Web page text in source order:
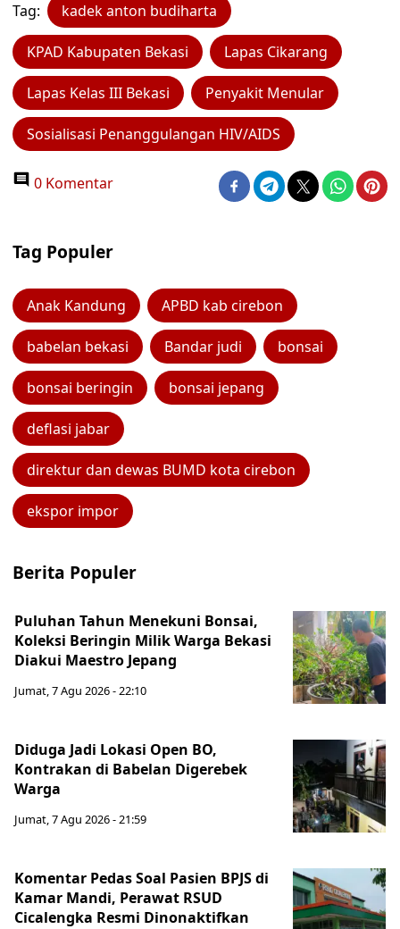
Tag: kadek anton budiharta
KPAD Kabupaten Bekasi Lapas Cikarang
Lapas Kelas III Bekasi Penyakit Menular
Sosialisasi Penanggulangan HIV/AIDS
0 Komentar
Tag Populer
Anak Kandung APBD kab cirebon
babelan bekasi Bandar judi bonsai
bonsai beringin bonsai jepang
deflasi jabar
direktur dan dewas BUMD kota cirebon
ekspor impor
Berita Populer
Puluhan Tahun Menekuni Bonsai,
Koleksi Beringin Milik Warga Bekasi
Diakui Maestro Jepang
Jumat, 7 Agu 2026 - 22:10
Diduga Jadi Lokasi Open BO,
Kontrakan di Babelan Digerebek
Warga
Jumat, 7 Agu 2026 - 21:59
Komentar Pedas Soal Pasien BPJS di
Kamar Mandi, Perawat RSUD
Cicalengka Resmi Dinonaktifkan